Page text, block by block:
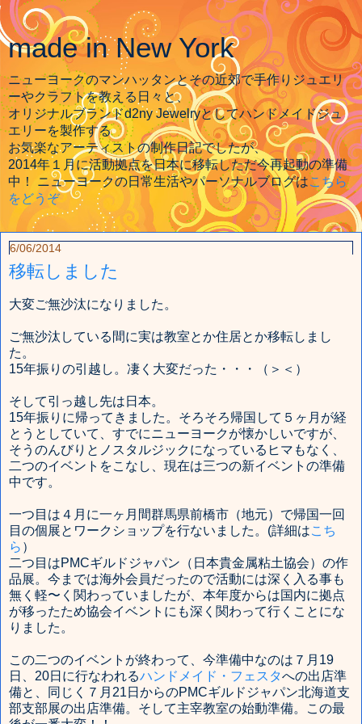
made in New York
ニューヨークのマンハッタンとその近郊で手作りジュエリ
ーやクラフトを教える日々と、
オリジナルブランドd2ny Jewelryとしてハンドメイドジュ
エリーを製作する
お気楽なアーティストの制作日記でしたが、
2014年１月に活動拠点を日本に移転しただ今再起動の準備
中！ ニューヨークの日常生活やパーソナルブログはこちら
をどうぞ
6/06/2014
移転しました
大変ご無沙汰になりました。
ご無沙汰している間に実は教室とか住居とか移転しまし
た。
15年振りの引越し。凄く大変だった・・・（＞＜）
そして引っ越し先は日本。
15年振りに帰ってきました。そろそろ帰国して５ヶ月が経
とうとしていて、すでにニューヨークが懐かしいですが、
そうのんびりとノスタルジックになっているヒマもなく、
二つのイベントをこなし、現在は三つの新イベントの準備
中です。
一つ目は４月に一ヶ月間群馬県前橋市（地元）で帰国一回
目の個展とワークショップを行ないました。(詳細はこち
ら ）
二つ目はPMCギルドジャパン（日本貴金属粘土協会）の作
品展。今までは海外会員だったので活動には深く入る事も
無く軽〜く関わっていましたが、本年度からは国内に拠点
が移ったため協会イベントにも深く関わって行くことにな
りました。
この二つのイベントが終わって、今準備中なのは７月19
日、20日に行なわれるハンドメイド・フェスタへの出店準
備と、同じく７月21日からのPMCギルドジャパン北海道支
部支部展の出店準備。そして主宰教室の始動準備。この最